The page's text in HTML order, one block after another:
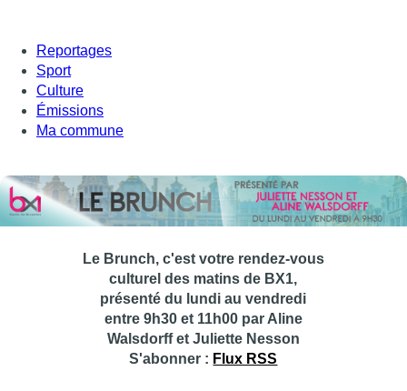
Reportages
Sport
Culture
Émissions
Ma commune
Le Brunch, c'est votre rendez-vous
culturel des matins de BX1,
présenté du lundi au vendredi
entre 9h30 et 11h00 par Aline
Walsdorff et Juliette Nesson
S'abonner : Flux RSS